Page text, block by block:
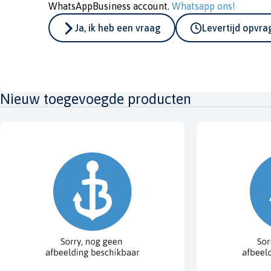
WhatsAppBusiness account. Whatsapp ons!
Ja, ik heb een vraag
Levertijd
Nieuw toegevoegde producten